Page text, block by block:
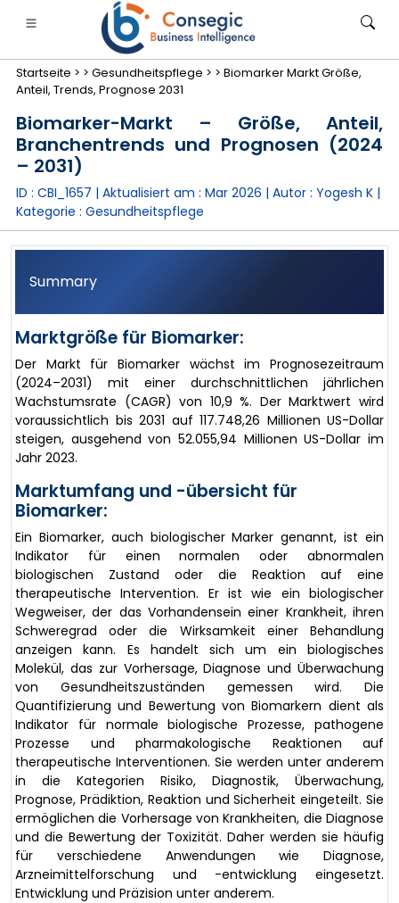
Finanzdienstleistungen und Versicherungen
• Fallstudien
Startseite > > Gesundheitspflege > > Biomarker Markt Größe,
Anteil, Trends, Prognose 2031
Biomarker-Markt – Größe, Anteil,
Branchentrends und Prognosen (2024
– 2031)
ID : CBI_1657 | Aktualisiert am : Mar 2026 | Autor : Yogesh K|
Kategorie : Gesundheitspflege
Summary
Marktgröße für Biomarker:
Der Markt für Biomarker wächst im Prognosezeitraum
(2024–2031) mit einer durchschnittlichen jährlichen
Wachstumsrate (CAGR) von 10,9 %. Der Marktwert wird
voraussichtlich bis 2031 auf 117.748,26 Millionen US-Dollar
steigen, ausgehend von 52.055,94 Millionen US-Dollar im
Jahr 2023.
Marktumfang und -übersicht für
Biomarker:
Ein Biomarker, auch biologischer Marker genannt, ist ein
Indikator für einen normalen oder abnormalen
biologischen Zustand oder die Reaktion auf eine
therapeutische Intervention. Er ist wie ein biologischer
Wegweiser, der das Vorhandensein einer Krankheit, ihren
Schweregrad oder die Wirksamkeit einer Behandlung
anzeigen kann. Es handelt sich um ein biologisches
Molekül, das zur Vorhersage, Diagnose und Überwachung
von Gesundheitszuständen gemessen wird. Die
Quantifizierung und Bewertung von Biomarkern dient als
Indikator für normale biologische Prozesse, pathogene
Prozesse und pharmakologische Reaktionen auf
therapeutische Interventionen. Sie werden unter anderem
in die Kategorien Risiko, Diagnostik, Überwachung,
Prognose, Prädiktion, Reaktion und Sicherheit eingeteilt. Sie
ermöglichen die Vorhersage von Krankheiten, die Diagnose
und die Bewertung der Toxizität. Daher werden sie häufig
für verschiedene Anwendungen wie Diagnose,
Arzneimittelforschung und -entwicklung eingesetzt.
Entwicklung und Präzision unter anderem.